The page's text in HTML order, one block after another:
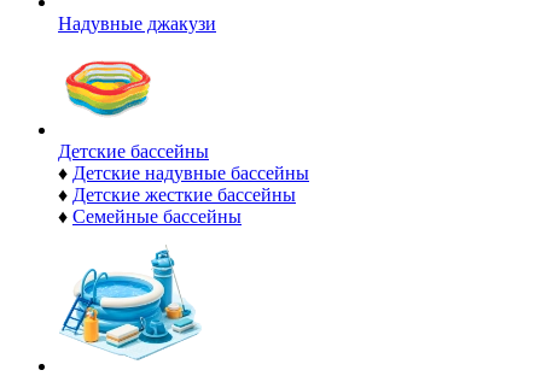
Надувные джакузи
Детские бассейны
♦ Детские надувные бассейны
♦ Детские жесткие бассейны
♦ Семейные бассейны